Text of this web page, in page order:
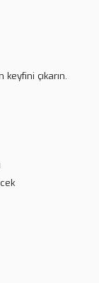
çıkarın.